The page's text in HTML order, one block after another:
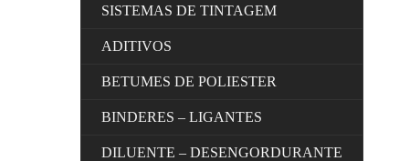
SISTEMAS DE TINTAGEM
ADITIVOS
BETUMES DE POLIESTER
BINDERES – LIGANTES
DILUENTE – DESENGORDURANTE